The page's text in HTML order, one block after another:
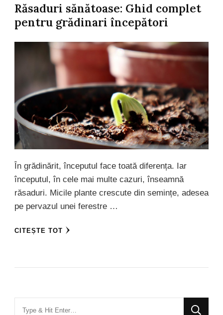
Răsaduri sănătoase: Ghid complet
pentru grădinari începători
În grădinărit, începutul face toată diferența. Iar
începutul, în cele mai multe cazuri, înseamnă
răsaduri. Micile plante crescute din semințe, adesea
pe pervazul unei ferestre …
CITEȘTE TOT